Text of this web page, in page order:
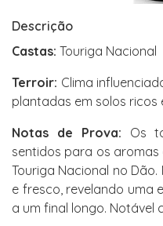
Descrição
Castas: Touriga Nacional
Terroir: Clima
plantadas em solos ricos
Notas de Prova: Os
sentidos para os
Touriga Nacional no
e fresco, revelando uma
a um final longo. Notável